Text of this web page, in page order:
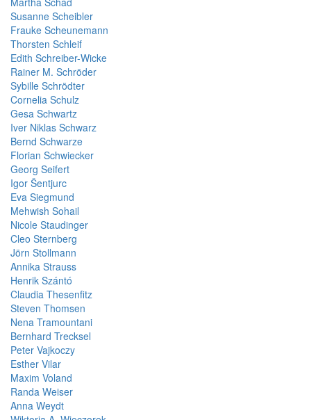
Susanne Scheibler
Frauke Scheunemann
Thorsten Schleif
Edith Schreiber-Wicke
Rainer M. Schröder
Sybille Schrödter
Cornelia Schulz
Gesa Schwartz
Iver Niklas Schwarz
Bernd Schwarze
Florian Schwiecker
Georg Seifert
Igor Šentjurc
Eva Siegmund
Mehwish Sohail
Nicole Staudinger
Cleo Sternberg
Jörn Stollmann
Annika Strauss
Henrik Szántó
Claudia Thesenfitz
Steven Thomsen
Nena Tramountani
Bernhard Trecksel
Peter Vajkoczy
Esther Vilar
Maxim Voland
Randa Weiser
Anna Weydt